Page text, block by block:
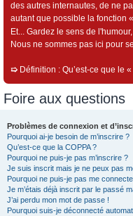
des autres internautes, de ne
autant que possible la fonction «
Et... Gardez le sens de
Nous ne sommes pas ici pour
➯ Définition : Qu’est-ce que le
Foire aux questions
Problèmes de connexion et
Pourquoi ai-je besoin de m’inscrire ?
Qu’est-ce que la COPPA ?
Pourquoi ne puis-je pas m’inscrire ?
Je suis inscrit mais je ne peux pas
Pourquoi ne puis-je pas me
Je m’étais déjà inscrit par le passé
J’ai perdu mon mot de passe !
Pourquoi suis-je déconnecté